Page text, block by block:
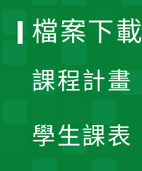
檔案下載
課程計畫
學生課表